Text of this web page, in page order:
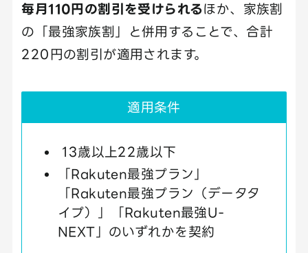
毎月110円の割引を受けられるほか、家族割
の「最強家族割」と併用することで、合計
220円の割引が適用されます。
適用条件
13歳以上22歳以下
「Rakuten最強プラン」
「Rakuten最強プラン（データタ
イプ）」「Rakuten最強U-
NEXT」のいずれかを契約